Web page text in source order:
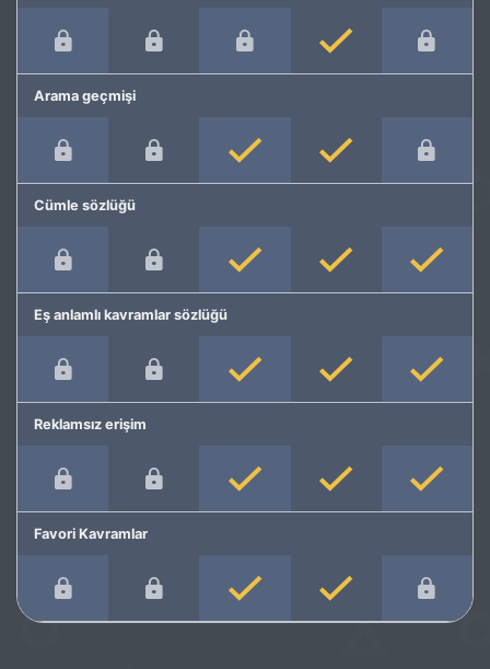
Arama geçmişi
Cümle sözlüğü
Eş anlamlı kavramlar sözlüğü
Reklamsız erişim
Favori Kavramlar